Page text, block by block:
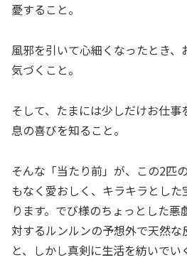
憂すること。
風邪を引いて心細くなったとき
気づくこと。
そして、たまには少しだけお仕事
息の喜びを知ること。
そんな「当たり前」が、この2匹
もなく愛おしく、キラキラとし
ります。でび様のちょっとした
対するルンルンの予想外で天然な
と、しかし真剣に生活を紡いで